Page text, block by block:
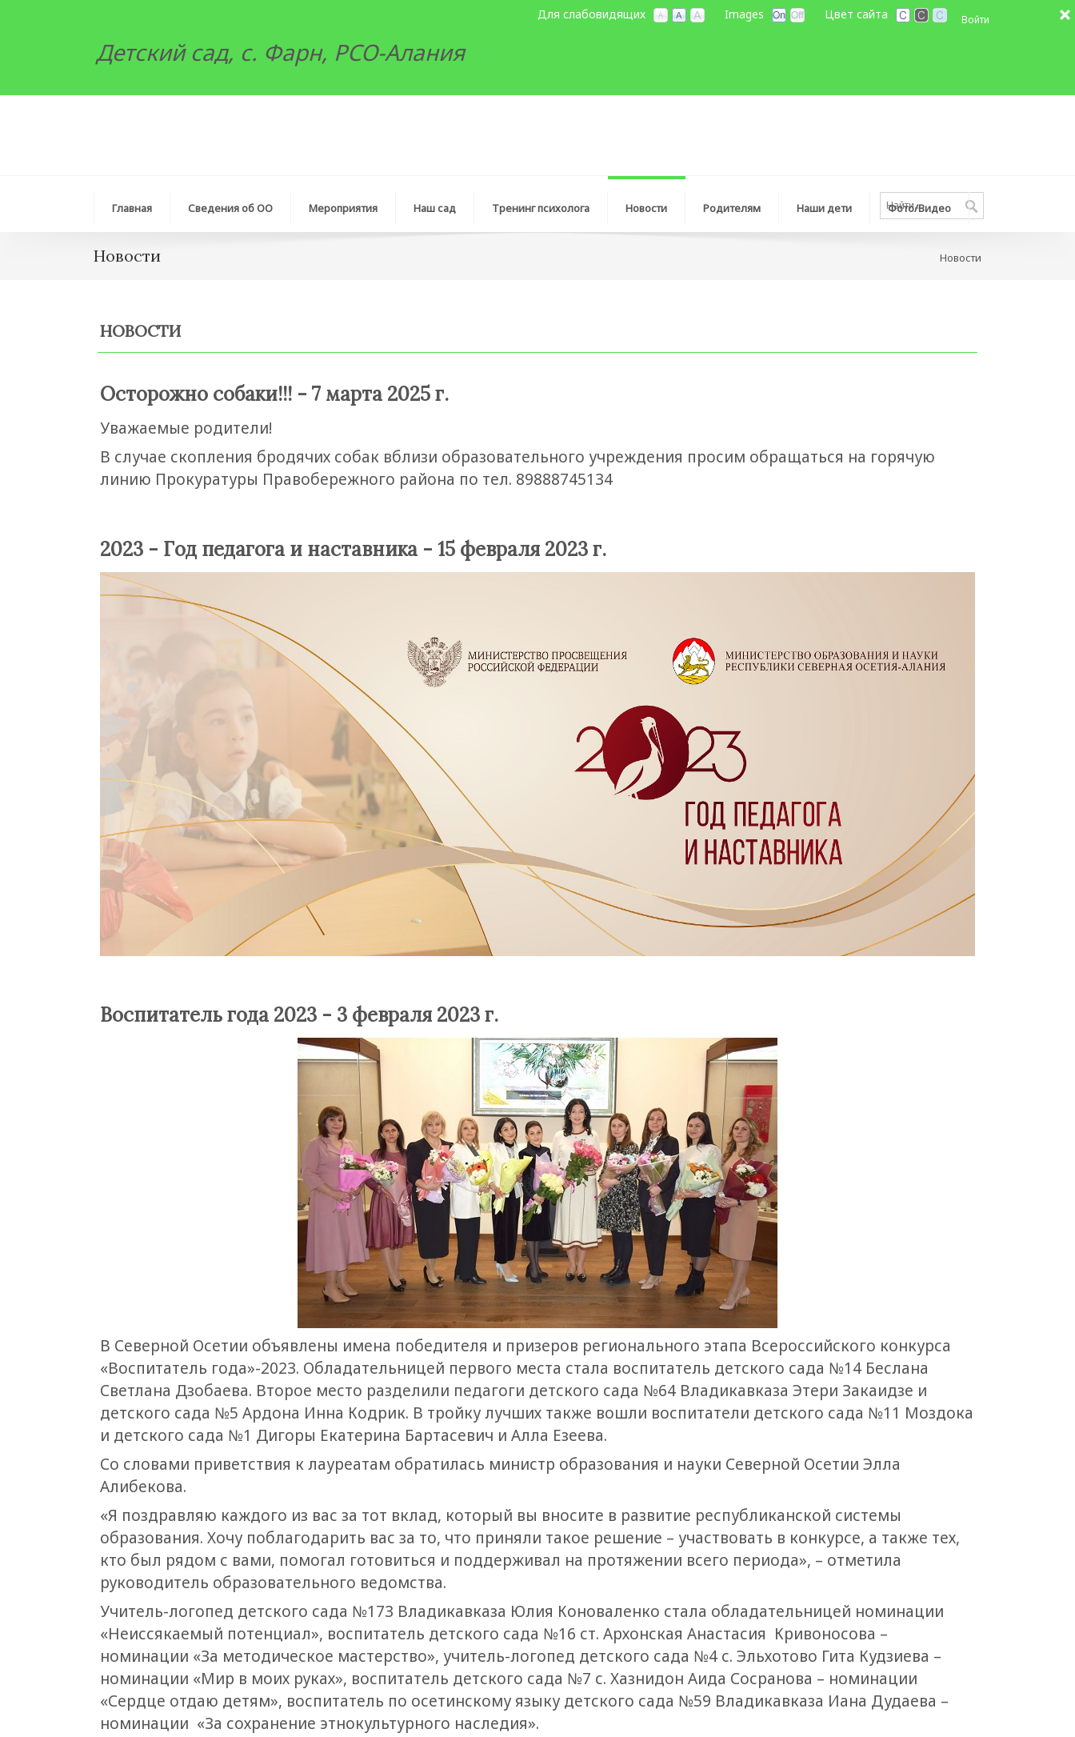
Войти
Детский сад, с. Фарн, РСО-Алания
Цвет сайта
Images
Для слабовидящих
Главная Сведения об ОО Мероприятия Наш сад Тренинг психолога Новocти Родителям Наши дети Фото/Видео
Новocти Новocти
НОВОСТИ
Осторожно собаки!!! - 7 марта 2025 г.
Уважаемые родители!
В случае скопления бродячих собак вблизи образовательного учреждения просим обращаться на горячую
линию Прокуратуры Правобережного района по тел. 89888745134
2023 - Год педагога и наставника - 15 февраля 2023 г.
Воспитатель года 2023 - 3 февраля 2023 г.
В Северной Осетии объявлены имена победителя и призеров регионального этапа Всероссийского конкурса
«Воспитатель года»-2023. Обладательницей первого места стала воспитатель детского сада №14 Беслана
Светлана Дзобаева. Второе место разделили педагоги детского сада №64 Владикавказа Этери Закаидзе и
детского сада №5 Ардона Инна Кодрик. В тройку лучших также вошли воспитатели детского сада №11 Моздока
и детского сада №1 Дигоры Екатерина Бартасевич и Алла Езеева.
Со словами приветствия к лауреатам обратилась министр образования и науки Северной Осетии Элла
Алибекова.
«Я поздравляю каждого из вас за тот вклад, который вы вносите в развитие республиканской системы
образования. Хочу поблагодарить вас за то, что приняли такое решение – участвовать в конкурсе, а также тех,
кто был рядом с вами, помогал готовиться и поддерживал на протяжении всего периода», – отметила
руководитель образовательного ведомства.
Учитель-логопед детского сада №173 Владикавказа Юлия Коноваленко стала обладательницей номинации
«Неиссякаемый потенциал», воспитатель детского сада №16 ст. Архонская Анастасия Кривоносова –
номинации «За методическое мастерство», учитель-логопед детского сада №4 с. Эльхотово Гита Кудзиева –
номинации «Мир в моих руках», воспитатель детского сада №7 с. Хазнидон Аида Сосранова – номинации
«Сердце отдаю детям», воспитатель по осетинскому языку детского сада №59 Владикавказа Иана Дудаева –
номинации «За сохранение этнокультурного наследия».